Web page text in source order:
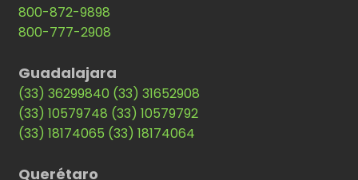
800-872-9898
800-777-2908
Guadalajara
(33) 36299840 (33) 31652908
(33) 10579748 (33) 10579792
(33) 18174065 (33) 18174064
Querétaro